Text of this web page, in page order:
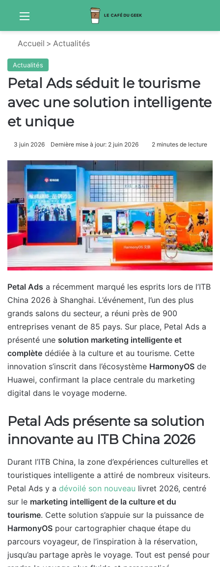
Menu
Accueil > Actualités
Actualités
Petal Ads séduit le tourisme
avec une solution intelligente
et unique
3 juin 2026 Dernière mise à jour: 2 juin 2026 2 minutes de lecture
Petal Ads a récemment marqué les esprits lors de l’ITB
China 2026 à Shanghai. L’événement, l’un des plus
grands salons du secteur, a réuni près de 900
entreprises venant de 85 pays. Sur place, Petal Ads a
présenté une solution marketing intelligente et
complète dédiée à la culture et au tourisme. Cette
innovation s’inscrit dans l’écosystème HarmonyOS de
Huawei, confirmant la place centrale du marketing
digital dans le voyage moderne.
Petal Ads présente sa solution
innovante au ITB China 2026
Durant l’ITB China, la zone d’expériences culturelles et
touristiques intelligente a attiré de nombreux visiteurs.
Petal Ads y a dévoilé son nouveau livret 2026, centré
sur le marketing intelligent de la culture et du
tourisme. Cette solution s’appuie sur la puissance de
HarmonyOS pour cartographier chaque étape du
parcours voyageur, de l’inspiration à la réservation,
jusqu’au partage après le voyage. Tout est pensé pour